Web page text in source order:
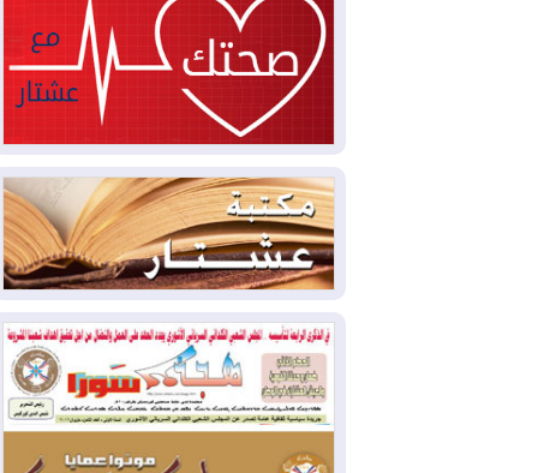
2026-08-03
أوامر بإجلاء 60 ألف شخص
بسبب الحرائق في ولاية واشنطن
2026-08-02
مشروع "حسابي" يُمهل
الموظفين حتى نهاية أغسطس لاستلام
بطاقاتهم المصرفية
2026-08-02دمشق وعمّان تحذران بغداد:
أي هجوم من أراضي العراق سيواجه برد
2026-08-02ترامب: الولايات المتحدة
وإسرائيل تعلقان شن ضربات على إيران
2026-08-01
تقرير: الولايات المتحدة تسحب
منظومة باتريوت الدفاعية من أربيل
2026-08-01
النفط: اتفاقية ثلاثية لاستئناف